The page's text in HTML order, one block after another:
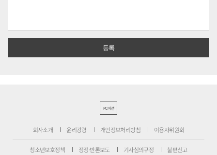
PC버전
회사소개 윤리강령 개인정보처리방침 이용자위원회
청소년보호정책 정정·반론보도 기사심의규정 불편신고